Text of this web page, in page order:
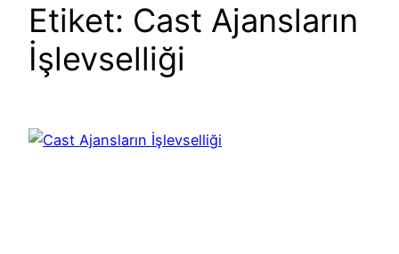
Etiket: Cast Ajansların
İşlevselliği